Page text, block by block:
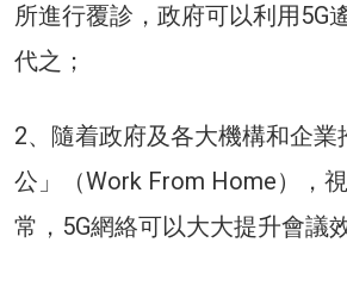
所進行覆診，政府可以利用5G
代之；
2、隨着政府及各大機構和企業
公」（Work From Home），
常，5G網絡可以大大提升會議